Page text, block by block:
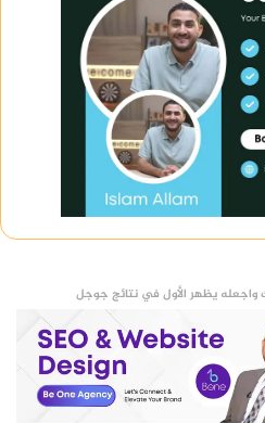
يظهر الأول في نتائج جوجل